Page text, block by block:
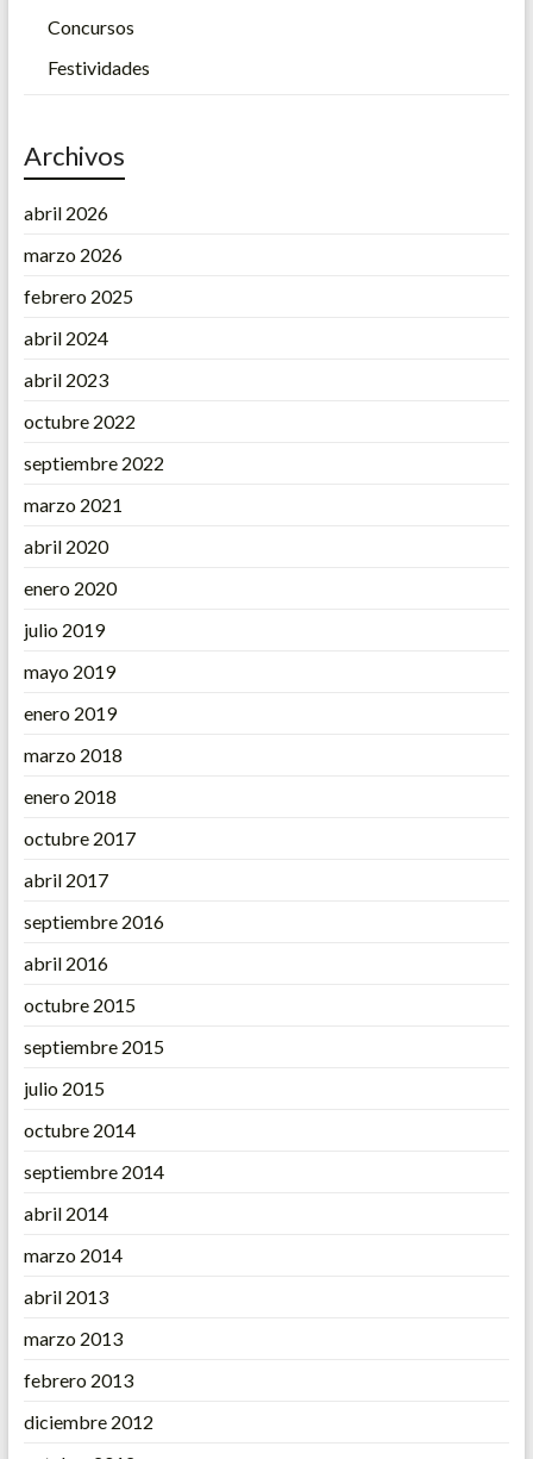
Concursos
Festividades
Archivos
abril 2026
marzo 2026
febrero 2025
abril 2024
abril 2023
octubre 2022
septiembre 2022
marzo 2021
abril 2020
enero 2020
julio 2019
mayo 2019
enero 2019
marzo 2018
enero 2018
octubre 2017
abril 2017
septiembre 2016
abril 2016
octubre 2015
septiembre 2015
julio 2015
octubre 2014
septiembre 2014
abril 2014
marzo 2014
abril 2013
marzo 2013
febrero 2013
diciembre 2012